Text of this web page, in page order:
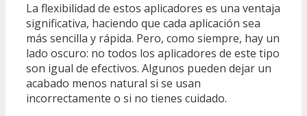
La flexibilidad de estos aplicadores es una ventaja
significativa, haciendo que cada aplicación sea
más sencilla y rápida. Pero, como siempre, hay un
lado oscuro: no todos los aplicadores de este tipo
son igual de efectivos. Algunos pueden dejar un
acabado menos natural si se usan
incorrectamente o si no tienes cuidado.